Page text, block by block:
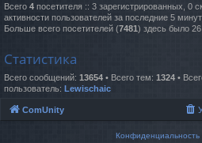
Всего 4 посетителя :: 3 зарегистрированных, 0
активности пользователей за последние 5
Больше всего посетителей (7481) здесь было
Статистика
Всего сообщений: 13654 • Всего тем: 1324 •
пользователь: Lewischaic
ComUnity
Конфиденциальность